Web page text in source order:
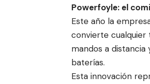
Powerfoyle: el
Este año la
convierte cualquier
mandos a
baterías.
Esta innovación